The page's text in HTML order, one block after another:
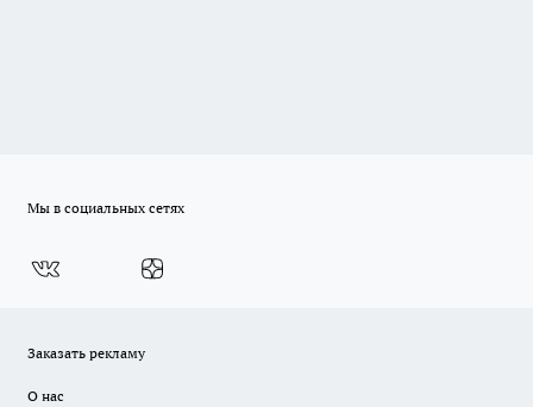
Мы в социальных сетях
Заказать рекламу
О нас